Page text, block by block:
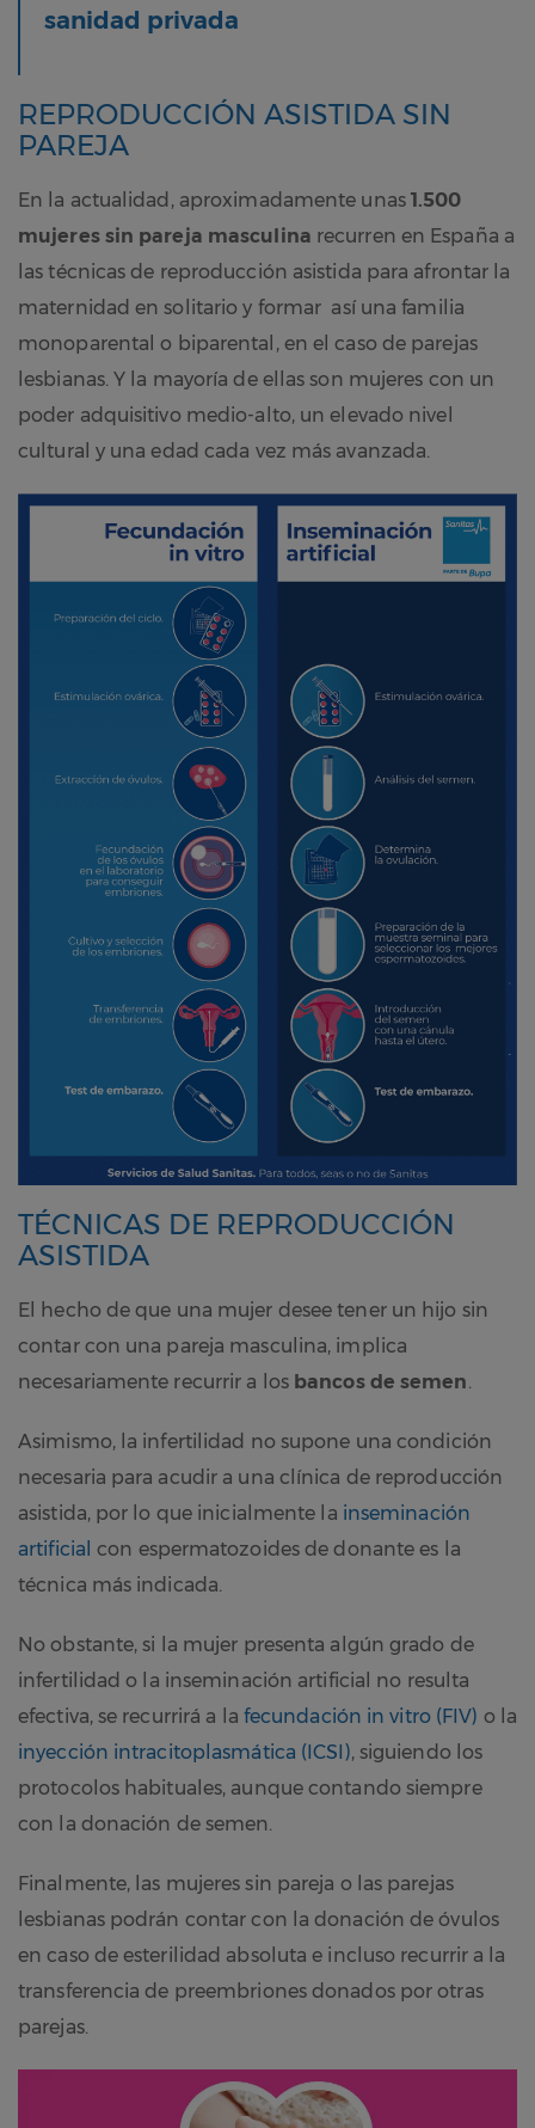
sanidad privada
REPRODUCCIÓN ASISTIDA SIN
PAREJA
En la actualidad, aproximadamente unas 1.500
mujeres sin pareja masculina recurren en España a
las técnicas de reproducción asistida para afrontar la
maternidad en solitario y formar así una familia
monoparental o biparental, en el caso de parejas
lesbianas. Y la mayoría de ellas son mujeres con un
poder adquisitivo medio-alto, un elevado nivel
cultural y una edad cada vez más avanzada.
TÉCNICAS DE REPRODUCCIÓN
ASISTIDA
El hecho de que una mujer desee tener un hijo sin
contar con una pareja masculina, implica
necesariamente recurrir a los bancos de semen.
Asimismo, la infertilidad no supone una condición
necesaria para acudir a una clínica de reproducción
asistida, por lo que inicialmente la inseminación
artificial con espermatozoides de donante es la
técnica más indicada.
No obstante, si la mujer presenta algún grado de
infertilidad o la inseminación artificial no resulta
efectiva, se recurrirá a la fecundación in vitro (FIV) o la
inyección intracitoplasmática (ICSI), siguiendo los
protocolos habituales, aunque contando siempre
con la donación de semen.
Finalmente, las mujeres sin pareja o las parejas
lesbianas podrán contar con la donación de óvulos
en caso de esterilidad absoluta e incluso recurrir a la
transferencia de preembriones donados por otras
parejas.